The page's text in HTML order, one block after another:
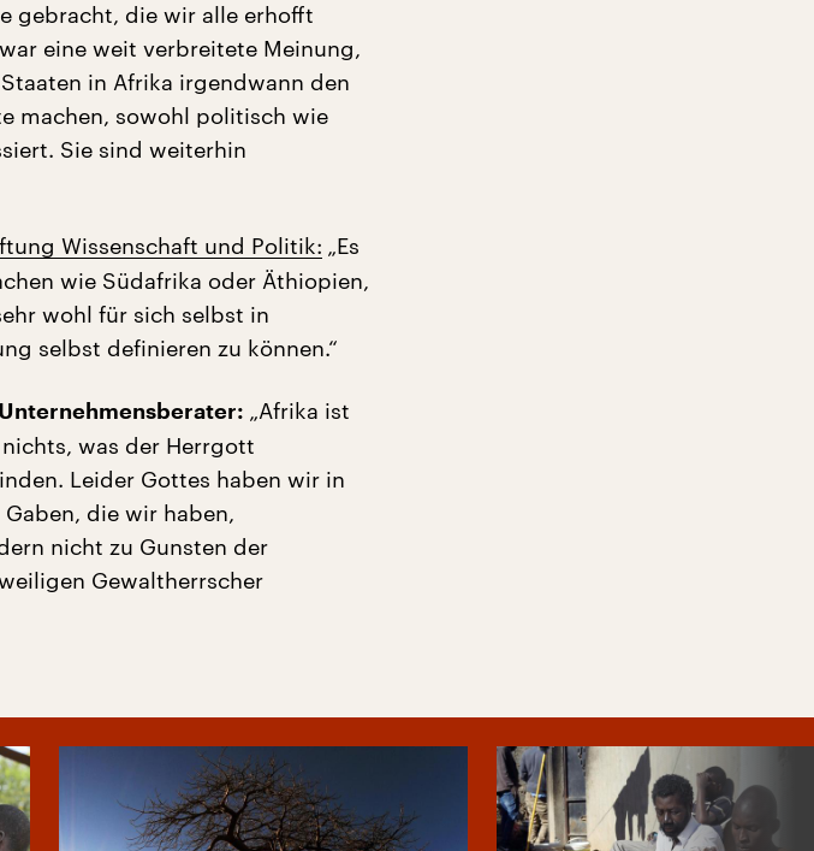
gebracht, die wir alle erhofft
eine weit verbreitete Meinung,
in Afrika irgendwann den
machen, sowohl politisch wie
Sie sind weiterhin
Wissenschaft und Politik: „Es
wie Südafrika oder Äthiopien,
wohl für sich selbst in
selbst definieren zu können.“
„Afrika ist
was der Herrgott
Leider Gottes haben wir in
die wir haben,
nicht zu Gunsten der
Gewaltherrscher